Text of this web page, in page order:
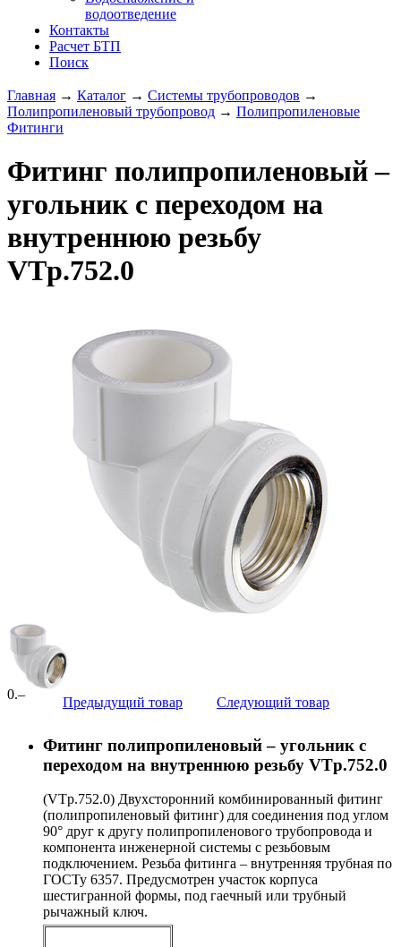
водоотведение
Контакты
Расчет БТП
Поиск
Главная → Каталог → Системы трубопроводов →
Полипропиленовый трубопровод → Полипропиленовые
Фитинги
Фитинг полипропиленовый –
угольник с переходом на
внутреннюю резьбу
VTp.752.0
Предыдущий товар Следующий товар
0.–
Фитинг полипропиленовый – угольник с
переходом на внутреннюю резьбу VTp.752.0
(VTp.752.0) Двухсторонний комбинированный фитинг
(полипропиленовый фитинг) для соединения под углом
90° друг к другу полипропиленового трубопровода и
компонента инженерной системы с резьбовым
подключением. Резьба фитинга – внутренняя трубная по
ГОСТу 6357. Предусмотрен участок корпуса
шестигранной формы, под гаечный или трубный
рычажный ключ.